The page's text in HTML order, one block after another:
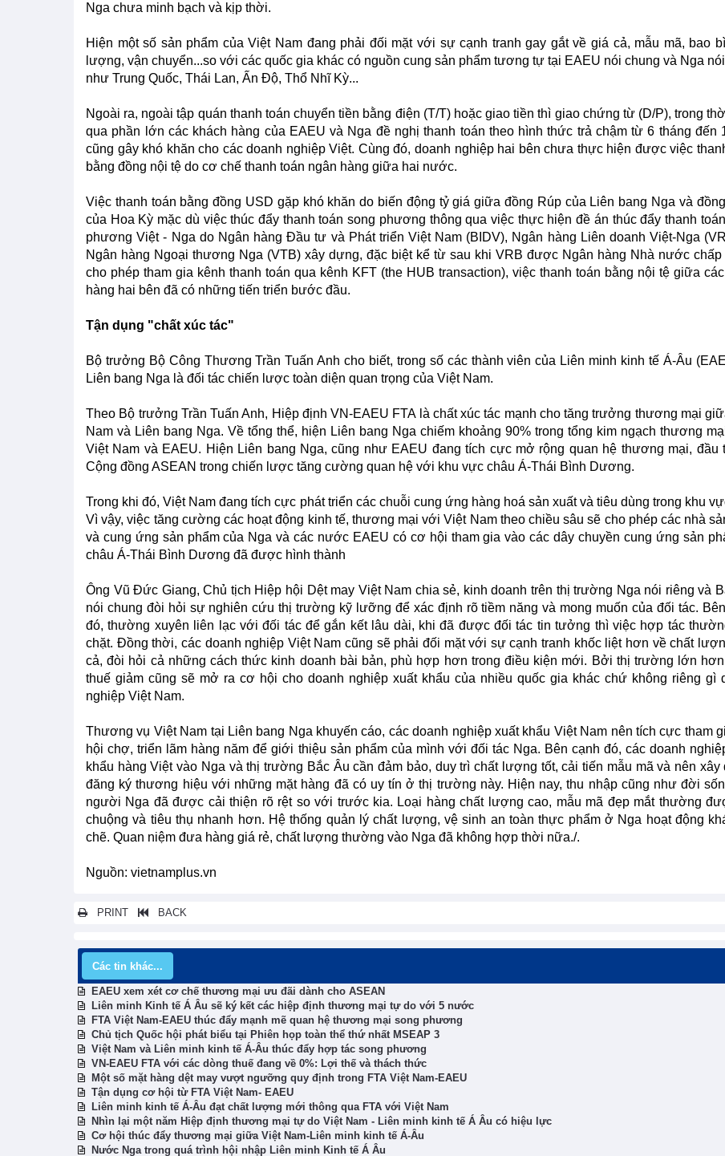
Nga chưa minh bạch và kịp thời.
Hiện một số sản phẩm của Việt Nam đang phải đối mặt với sự cạnh tranh gay gắt về giá cả, mẫu mã, bao
lượng, vận chuyển...so với các quốc gia khác có nguồn cung sản phẩm tương tự tại EAEU nói chung và Nga
như Trung Quốc, Thái Lan, Ấn Độ, Thổ Nhĩ Kỳ...
Ngoài ra, ngoài tập quán thanh toán chuyển tiền bằng điện (T/T) hoặc giao tiền thì giao chứng từ (D/P), trong
qua phần lớn các khách hàng của EAEU và Nga đề nghị thanh toán theo hình thức trả chậm từ 6 tháng đến
cũng gây khó khăn cho các doanh nghiệp Việt. Cùng đó, doanh nghiệp hai bên chưa thực hiện được việc
bằng đồng nội tệ do cơ chế thanh toán ngân hàng giữa hai nước.
Việc thanh toán bằng đồng USD gặp khó khăn do biến động tỷ giá giữa đồng Rúp của Liên bang Nga và
của Hoa Kỳ mặc dù việc thúc đẩy thanh toán song phương thông qua việc thực hiện đề án thúc đẩy thanh
phương Việt - Nga do Ngân hàng Đầu tư và Phát triển Việt Nam (BIDV), Ngân hàng Liên doanh Việt-Nga
Ngân hàng Ngoại thương Nga (VTB) xây dựng, đặc biệt kể từ sau khi VRB được Ngân hàng Nhà nước chấp
cho phép tham gia kênh thanh toán qua kênh KFT (the HUB transaction), việc thanh toán bằng nội tệ giữa
hàng hai bên đã có những tiến triển bước đầu.
Tận dụng "chất xúc tác"
Bộ trưởng Bộ Công Thương Trần Tuấn Anh cho biết, trong số các thành viên của Liên minh kinh tế Á-Âu
Liên bang Nga là đối tác chiến lược toàn diện quan trọng của Việt Nam.
Theo Bộ trưởng Trần Tuấn Anh, Hiệp định VN-EAEU FTA là chất xúc tác mạnh cho tăng trưởng thương mại
Nam và Liên bang Nga. Về tổng thể, hiện Liên bang Nga chiếm khoảng 90% trong tổng kim ngạch thương
Việt Nam và EAEU. Hiện Liên bang Nga, cũng như EAEU đang tích cực mở rộng quan hệ thương mại, đầu
Cộng đồng ASEAN trong chiến lược tăng cường quan hệ với khu vực châu Á-Thái Bình Dương.
Trong khi đó, Việt Nam đang tích cực phát triển các chuỗi cung ứng hàng hoá sản xuất và tiêu dùng trong khu
Vì vậy, việc tăng cường các hoạt động kinh tế, thương mại với Việt Nam theo chiều sâu sẽ cho phép các nhà
và cung ứng sản phẩm của Nga và các nước EAEU có cơ hội tham gia vào các dây chuyền cung ứng sản
châu Á-Thái Bình Dương đã được hình thành
Ông Vũ Đức Giang, Chủ tịch Hiệp hội Dệt may Việt Nam chia sẻ, kinh doanh trên thị trường Nga nói riêng và
nói chung đòi hỏi sự nghiên cứu thị trường kỹ lưỡng để xác định rõ tiềm năng và mong muốn của đối tác.
đó, thường xuyên liên lạc với đối tác để gắn kết lâu dài, khi đã được đối tác tin tưởng thì việc hợp tác
chặt. Đồng thời, các doanh nghiệp Việt Nam cũng sẽ phải đối mặt với sự cạnh tranh khốc liệt hơn về chất
cả, đòi hỏi cả những cách thức kinh doanh bài bản, phù hợp hơn trong điều kiện mới. Bởi thị trường lớn
thuế giảm cũng sẽ mở ra cơ hội cho doanh nghiệp xuất khẩu của nhiều quốc gia khác chứ không riêng gì
nghiệp Việt Nam.
Thương vụ Việt Nam tại Liên bang Nga khuyến cáo, các doanh nghiệp xuất khẩu Việt Nam nên tích cực tham
hội chợ, triển lãm hàng năm để giới thiệu sản phẩm của mình với đối tác Nga. Bên cạnh đó, các doanh
khẩu hàng Việt vào Nga và thị trường Bắc Âu cần đảm bảo, duy trì chất lượng tốt, cải tiến mẫu mã và nên xây
đăng ký thương hiệu với những mặt hàng đã có uy tín ở thị trường này. Hiện nay, thu nhập cũng như đời
người Nga đã được cải thiện rõ rệt so với trước kia. Loại hàng chất lượng cao, mẫu mã đẹp mắt thường
chuộng và tiêu thụ nhanh hơn. Hệ thống quản lý chất lượng, vệ sinh an toàn thực phẩm ở Nga hoạt động
chẽ. Quan niệm đưa hàng giá rẻ, chất lượng thường vào Nga đã không hợp thời nữa./.
Nguồn: vietnamplus.vn
PRINT BACK
Các tin khác...
EAEU xem xét cơ chế thương mại ưu đãi dành cho ASEAN
Liên minh Kinh tế Á Âu sẽ ký kết các hiệp định thương mại tự do với 5 nước
FTA Việt Nam-EAEU thúc đẩy mạnh mẽ quan hệ thương mại song phương
Chủ tịch Quốc hội phát biểu tại Phiên họp toàn thể thứ nhất MSEAP 3
Việt Nam và Liên minh kinh tế Á-Âu thúc đẩy hợp tác song phương
VN-EAEU FTA với các dòng thuế đang về 0%: Lợi thế và thách thức
Một số mặt hàng dệt may vượt ngưỡng quy định trong FTA Việt Nam-EAEU
Tận dụng cơ hội từ FTA Việt Nam- EAEU
Liên minh kinh tế Á-Âu đạt chất lượng mới thông qua FTA với Việt Nam
Nhìn lại một năm Hiệp định thương mại tự do Việt Nam - Liên minh kinh tế Á Âu có hiệu lực
Cơ hội thúc đẩy thương mại giữa Việt Nam-Liên minh kinh tế Á-Âu
Nước Nga trong quá trình hội nhập Liên minh Kinh tế Á Âu